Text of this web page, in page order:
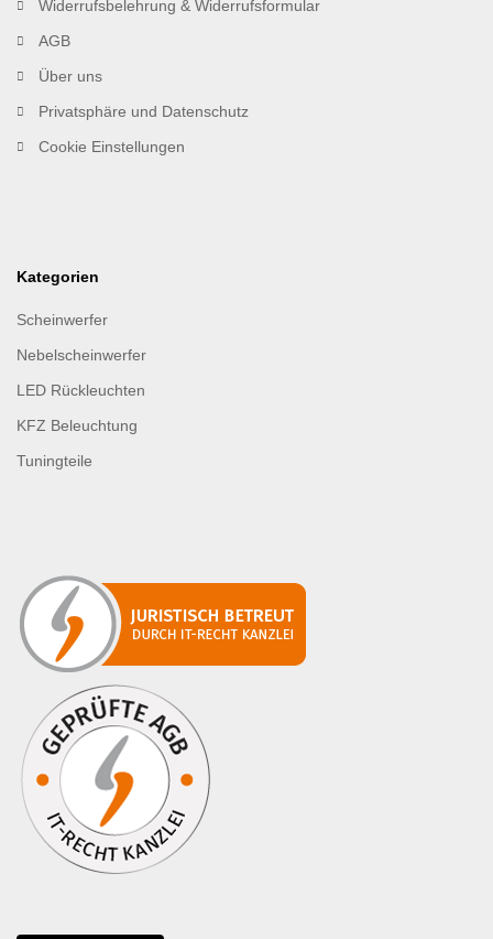
Widerrufsbelehrung & Widerrufsformular
AGB
Über uns
Privatsphäre und Datenschutz
Cookie Einstellungen
Kategorien
Scheinwerfer
Nebelscheinwerfer
LED Rückleuchten
KFZ Beleuchtung
Tuningteile